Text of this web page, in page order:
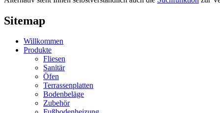
Sitemap
Willkommen
Produkte
Fliesen
Sanitär
Öfen
Terrassenplatten
Bodenbeläge
Zubehör